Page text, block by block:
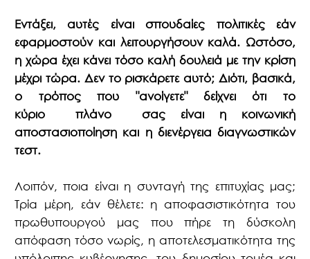
Εντάξει, αυτές είναι σπουδαίες πολιτικές εάν
εφαρμοστούν και λειτουργήσουν καλά. Ωστόσο,
η χώρα έχει κάνει τόσο καλή δουλειά με την κρίση
μέχρι τώρα. Δεν το ρισκάρετε αυτό; Διότι, βασικά,
ο τρόπος που "ανοίγετε" δείχνει ότι το
κύριο πλάνο σας είναι η κοινωνική
αποστασιοποίηση και η διενέργεια διαγνωστικών
τεστ.
Λοιπόν, ποια είναι η συνταγή της επιτυχίας μας;
Τρία μέρη, εάν θέλετε: η αποφασιστικότητα του
πρωθυπουργού μας που πήρε τη δύσκολη
απόφαση τόσο νωρίς, η αποτελεσματικότητα της